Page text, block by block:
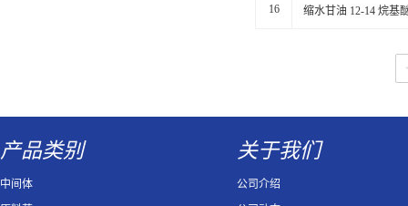
16 缩水甘油 12-14 烷基
产品类别
中间体
关于我们
公司介绍